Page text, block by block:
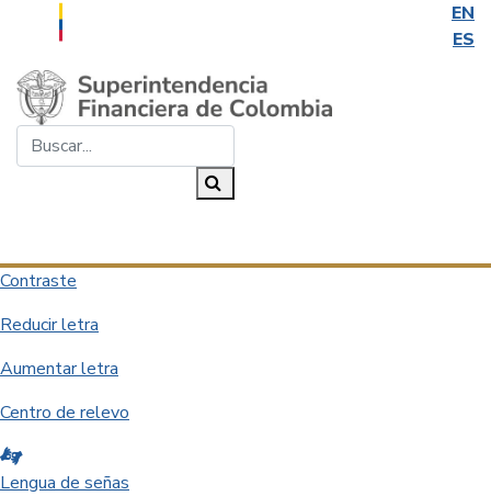
EN
ES
Saltar al contenido principal
Contraste
Reducir letra
Aumentar letra
Centro de relevo
Lengua de señas